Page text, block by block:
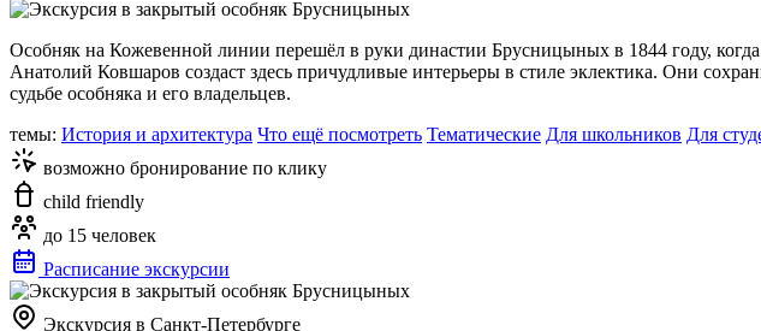
Особняк на Кожевенной линии перешёл в руки династии Брусницыных в 1844 году,
Анатолий Ковшаров создаст здесь причудливые интерьеры в стиле эклектика. Они
судьбе особняка и его владельцев.
темы: История и архитектура Что ещё посмотреть Тематические Для школьников Для
возможно бронирование по клику
child friendly
до 15 человек
Расписание экскурсии
Экскурсия в Санкт-Петербурге